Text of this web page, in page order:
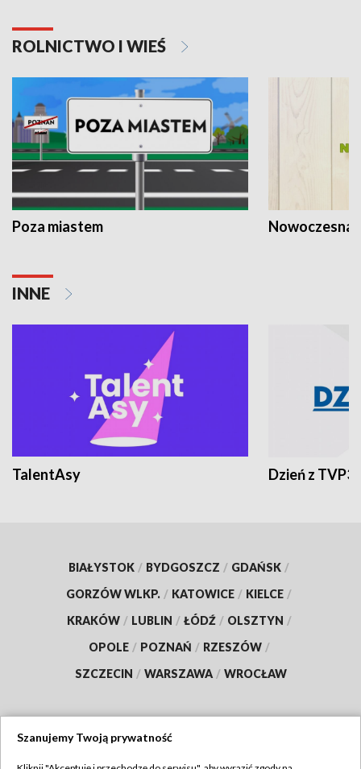
ROLNICTWO I WIEŚ
Poza miastem Nowoczesna
INNE
TalentAsy Dzień z TVP3
BIAŁYSTOK / BYDGOSZCZ / GDAŃSK /
GORZÓW WLKP. / KATOWICE / KIELCE /
KRAKÓW / LUBLIN / ŁÓDŹ / OLSZTYN /
OPOLE / POZNAŃ / RZESZÓW /
SZCZECIN / WARSZAWA / WROCŁAW
Szanujemy Twoją prywatność